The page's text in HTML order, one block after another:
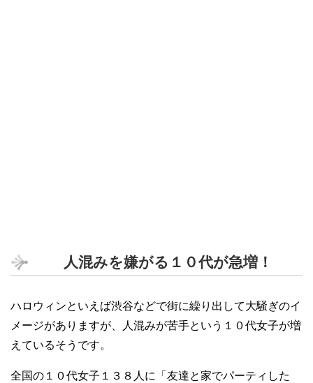
人混みを嫌がる１０代が急増！
ハロウィンといえば渋谷などで街に繰り出して大騒ぎのイ
メージがありますが、人混みが苦手という１０代女子が増
えているそうです。
全国の１０代女子１３８人に「友達と家でパーティした